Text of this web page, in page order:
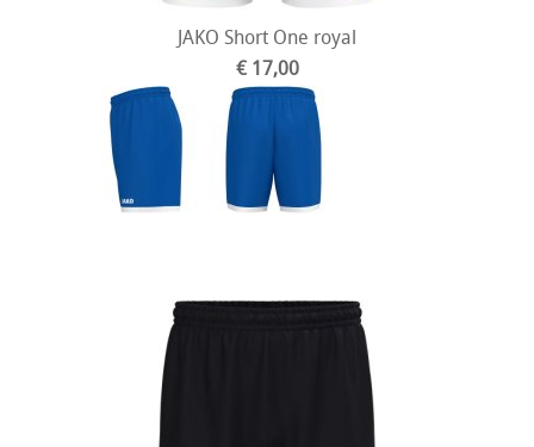
JAKO Short One royal
€ 17,00